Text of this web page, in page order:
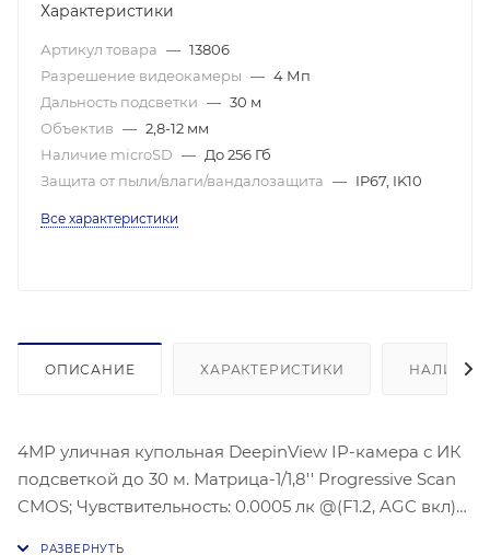
Характеристики
Артикул товара — 13806
Разрешение видеокамеры — 4 Мп
Дальность подсветки — 30 м
Объектив — 2,8-12 мм
Наличие microSD — До 256 Гб
Защита от пыли/влаги/вандалозащита — IP67, IK10
Все характеристики
ОПИСАНИЕ ХАРАКТЕРИСТИКИ НАЛИЧИЕ
4МР уличная купольная DeepinView IP-камера с ИК
подсветкой до 30 м. Матрица-1/1,8'' Progressive Scan
CMOS; Чувствительность: 0.0005 лк @(F1.2, AGC вкл)